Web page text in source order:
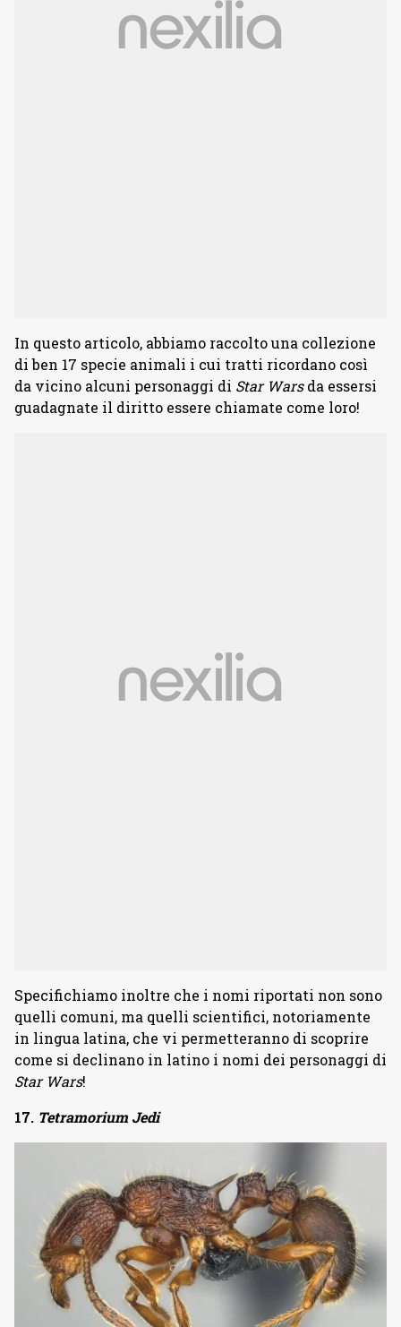
In questo articolo, abbiamo raccolto una collezione
di ben 17 specie animali i cui tratti ricordano così
da vicino alcuni personaggi di Star Warsda essersi
guadagnate il diritto essere chiamate come loro!
Specifichiamo inoltre che i nomi riportati non sono
quelli comuni, ma quelli scientifici, notoriamente
in lingua latina, che vi permetteranno di scoprire
come si declinano in latino i nomi dei personaggi di
Star Wars!
17. Tetramorium Jedi